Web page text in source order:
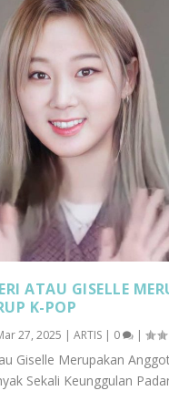
ATAU GISELLE
K-POP
27, 2025 |ARTIS | 0 |
Giselle Merupakan
Sekali Keunggulan